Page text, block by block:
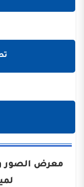
معرض الصور